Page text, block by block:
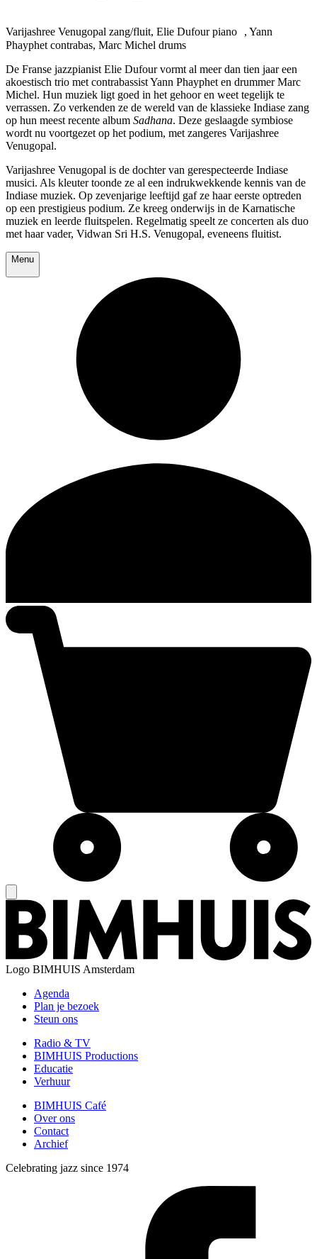
Varijashree Venugopal zang/fluit, Elie Dufour piano , Yann
Phayphet contrabas, Marc Michel drums
De Franse jazzpianist Elie Dufour vormt al meer dan tien jaar een
akoestisch trio met contrabassist Yann Phayphet en drummer Marc
Michel. Hun muziek ligt goed in het gehoor en weet tegelijk te
verrassen. Zo verkenden ze de wereld van de klassieke Indiase zang
op hun meest recente album Sadhana. Deze geslaagde symbiose
wordt nu voortgezet op het podium, met zangeres Varijashree
Venugopal.
Varijashree Venugopal is de dochter van gerespecteerde Indiase
musici. Als kleuter toonde ze al een indrukwekkende kennis van de
Indiase muziek. Op zevenjarige leeftijd gaf ze haar eerste optreden
op een prestigieus podium. Ze kreeg onderwijs in de Karnatische
muziek en leerde fluitspelen. Regelmatig speelt ze concerten als duo
met haar vader, Vidwan Sri H.S. Venugopal, eveneens fluitist.
Menu
Logo BIMHUIS Amsterdam
Agenda
Plan je bezoek
Steun ons
Radio & TV
BIMHUIS Productions
Educatie
Verhuur
BIMHUIS Café
Over ons
Contact
Archief
Celebrating jazz since 1974